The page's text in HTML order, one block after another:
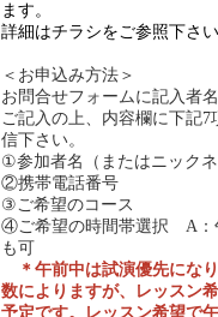
ます。
詳細はチラシをご参照下さい
＜お申込み方法＞
お問合せフォームに記入者
ご記入の上、内容欄に下記7
信下さい。
①参加者名（またはニックネ
②携帯電話番号
③ご希望のコース
④ご希望の時間帯選択 A
も可
＊午前中は試演優先にな
数によりますが、レッスン
予定です。レッスン希望で